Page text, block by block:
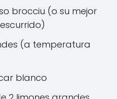
brocciu (o su mejor
(a temperatura
blanco